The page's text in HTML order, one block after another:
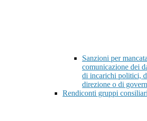
Sanzioni per
comunicazione dei
di incarichi politici,
direzione o di
Rendiconti gruppi